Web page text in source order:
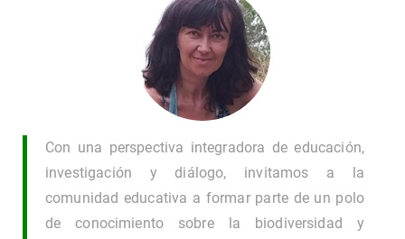
Con una perspectiva integradora de educación,
investigación y diálogo, invitamos a la
comunidad educativa a formar parte de un polo
de conocimiento sobre la biodiversidad y